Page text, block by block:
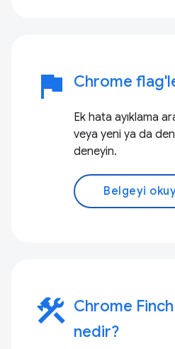
flag Chrome
Ek hata ayıklama
veya yeni ya da
deneyin.
Belgeyi
construction Chrome
nedir?